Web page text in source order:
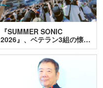
『SUMMER SONIC
2026』、ベテラン3組の懐…